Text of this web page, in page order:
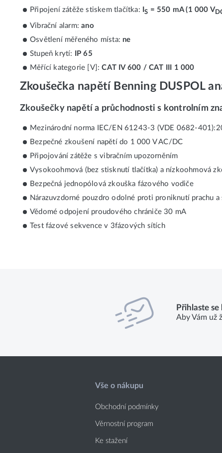
Připojení zátěže stiskem tlačítka: IS = 550 mA (1 000 V
Vibrační alarm:ano
Osvětlení měřeného místa: ne
Stupeň krytí:
IP 65
Měřící kategorie [V]:CAT IV 600 / CAT III 1 000
Zkoušečka napětí Benning DUSPOL
Zkoušečky napětí a průchodnosti s kontrolním
Mezinárodní norma IEC/EN 61243-3 (VDE 0682-
Bezpečné zkoušení napětí do 1 000 V AC/DC
Připojování zátěže s vibračním upozorněním
Vysokoohmová (bez stisknutí tlačítka) a nízkoohmová
Bezpečná jednopólová zkouška fázového vodiče
Nárazuvzdorné pouzdro odolné proti proniknutí prachu
Vědomé odpojení proudového chrániče 30 mA
Test fázové sekvence v 3fázových sítích
Přihlaste
Aby Vám už
Vše o nákupu
Obchodní podmínky
Věrnostní program
Ke stažení